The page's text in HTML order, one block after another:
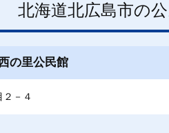
北海道北広島市の
の里公民館
－４